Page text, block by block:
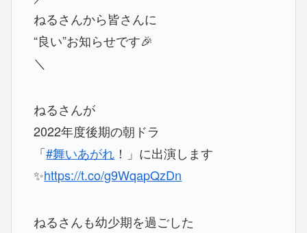
ねるさんから皆さんに
“良い”お知らせです🎉
＼
ねるさんが
2022年度後期の朝ドラ
「#舞いあがれ ！」に出演します
✨https://t.co/g9WqapQzDn
ねるさんも幼少期を過ごした